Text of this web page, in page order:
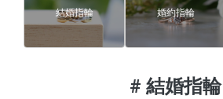
結婚指輪 婚約指輪
#結婚指輪